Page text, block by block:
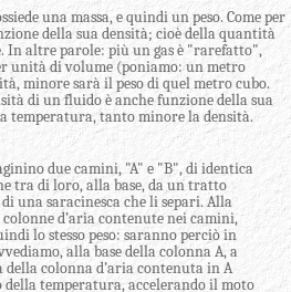
una massa, e quindi un peso. Come per
della sua densità; cioè della quantità
In altre parole: più un gas è "rarefatto",
unità di volume (poniamo: un metro
minore sarà il peso di quel metro cubo.
di un fluido è anche funzione della sua
temperatura, tanto minore la densità.
due camini, "A" e "B", di identica
tra di loro, alla base, da un tratto
una saracinesca che li separi. Alla
d’aria contenute nei camini,
lo stesso peso: saranno perciò in
alla base della colonna A, a
colonna d’aria contenuta in A
della temperatura, accelerando il moto